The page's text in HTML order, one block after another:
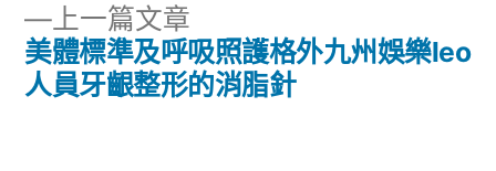
導
覽
上一篇文章
一
篇
美體標準及呼吸照護格外九州娛樂leo
人員牙齦整形的消脂針